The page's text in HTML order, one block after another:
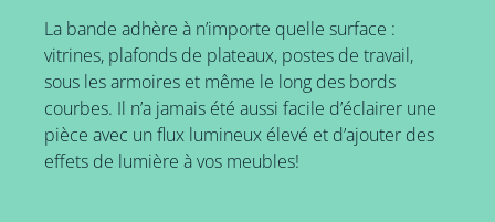
La bande adhère à n’importe quelle surface :
vitrines, plafonds de plateaux, postes de travail,
sous les armoires et même le long des bords
courbes. Il n’a jamais été aussi facile d’éclairer une
pièce avec un flux lumineux élevé et d’ajouter des
effets de lumière à vos meubles!